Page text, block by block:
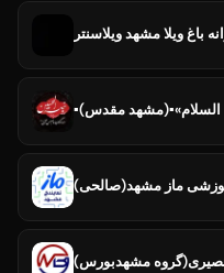
باغ ویلا مشهد ویلاسنتر
السلام»▪️(مشهد مقدس)
ماز مشهد(صالحی)
مشهدبورس)